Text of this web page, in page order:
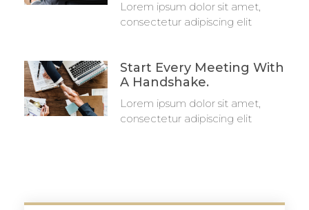
Lorem ipsum dolor sit amet,
consectetur adipiscing elit
Start Every Meeting With
A Handshake.
Lorem ipsum dolor sit amet,
consectetur adipiscing elit